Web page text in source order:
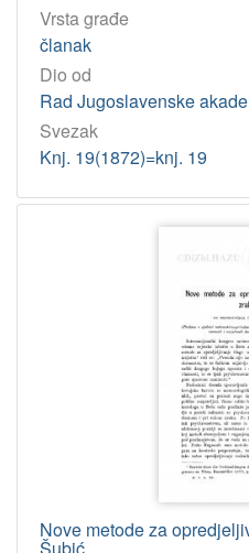
Vrsta građe
članak
Dio od
Rad Jugoslavenske
Svezak
Knj. 19(1872)=knj. 19
Nove metode za
Šubić